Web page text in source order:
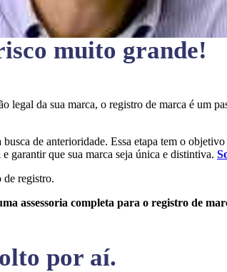
muito grande!
legal da sua marca, o registro de marca é um
busca de anterioridade. Essa etapa tem o
garantir que sua marca seja única e distintiva.
de registro.
assessoria completa para o registro de
por aí.